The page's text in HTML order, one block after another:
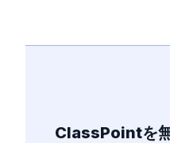
ClassPointを